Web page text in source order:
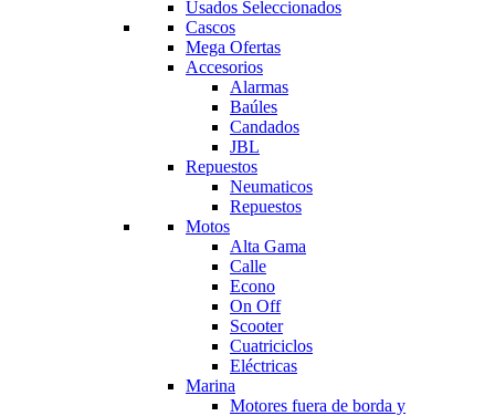
Usados Seleccionados
Cascos
Mega Ofertas
Accesorios
Alarmas
Baúles
Candados
JBL
Repuestos
Neumaticos
Repuestos
Motos
Alta Gama
Calle
Econo
On Off
Scooter
Cuatriciclos
Eléctricas
Marina
Motores fuera de borda y